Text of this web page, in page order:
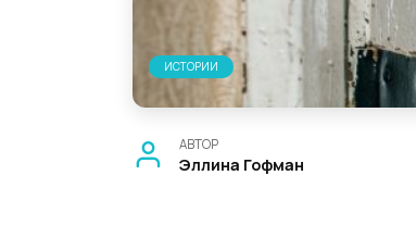
ИСТОРИИ
АВТОР
Эллина Гофман